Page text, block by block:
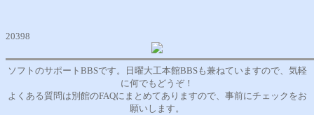
20398
ソフトのサポートBBSです。日曜大工本館BBSも兼ねていますので、気軽
に何でもどうぞ！
よくある質問は別館のFAQにまとめてありますので、事前にチェックをお
願いします。